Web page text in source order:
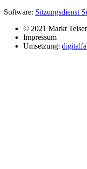
Software: Sitzungsdienst
© 2021 Markt
Impressum
Umsetzung: